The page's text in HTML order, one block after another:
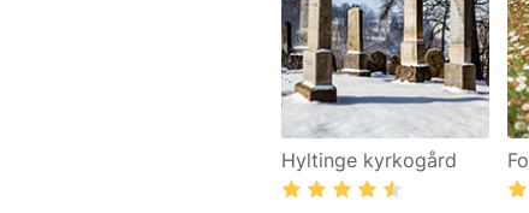
Hyltinge kyrkogård